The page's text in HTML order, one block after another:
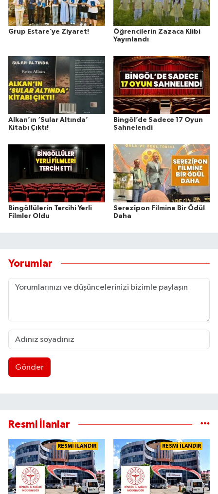
Grup Estare’ye Ziyaret!
Öğrencilerin Zazaca Klibi
Yayınlandı
Alkan’ın ‘Sular Altında’
Kitabı Çıktı!
Bingöl’de Sadece 17 Oyun
Sahnelendi
Bingöllülerin Tercihi Yerli
Filmler Oldu
Serezîpon Filmine Bir Ödül
Daha
Yorumlar
Gönder
Resmi İlanlar
RESMİ İLANDIR RESMİ İLANDIR